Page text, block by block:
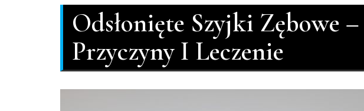
Odsłonięte Szyjki Zębowe
Przyczyny I Leczenie